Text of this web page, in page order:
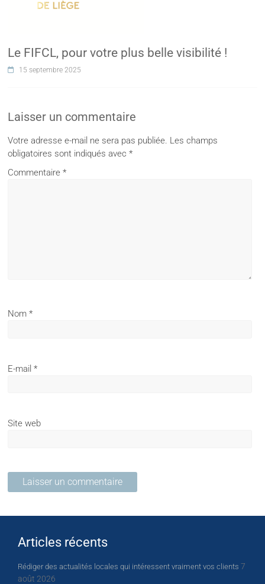
Le FIFCL, pour votre plus belle visibilité !
15 septembre 2025
Laisser un commentaire
Votre adresse e-mail ne sera pas publiée. Les champs
obligatoires sont indiqués avec*
Commentaire*
Nom*
E-mail*
Site web
Articles récents
Rédiger des actualités locales qui intéressent vraiment vos clients 7
août 2026